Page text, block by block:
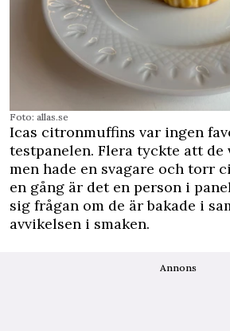
Foto: allas.se
Icas citronmuffins var ingen
testpanelen. Flera tyckte att de
men hade en svagare och torr
en gång är det en person i
sig frågan om de är bakade i
avvikelsen i smaken.
Annons